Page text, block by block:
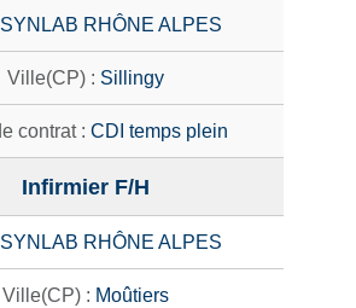
SYNLAB RHÔNE ALPES
Sillingy
CDI temps plein
Infirmier F/H
SYNLAB RHÔNE ALPES
Moûtiers